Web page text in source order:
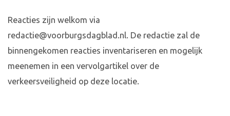
Reacties zijn welkom via
redactie@voorburgsdagblad.nl. De redactie zal de
binnengekomen reacties inventariseren en mogelijk
meenemen in een vervolgartikel over de
verkeersveiligheid op deze locatie.